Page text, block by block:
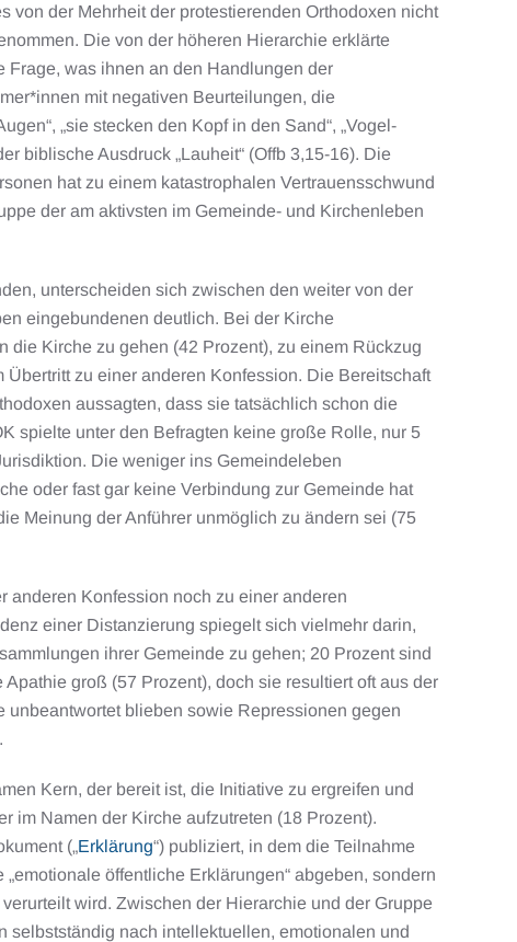
der Mehrheit der protestierenden Orthodoxen nicht
Die von der höheren Hierarchie erklärte
Frage, was ihnen an den Handlungen der
mit negativen Beurteilungen, die
„sie stecken den Kopf in den Sand“, „Vogel-
biblische Ausdruck „Lauheit“ (Offb 3,15-16). Die
hat zu einem katastrophalen Vertrauensschwund
der am aktivsten im Gemeinde- und Kirchenleben
unterscheiden sich zwischen den weiter von der
eingebundenen deutlich. Bei der Kirche
Kirche zu gehen (42 Prozent), zu einem Rückzug
zu einer anderen Konfession. Die Bereitschaft
aussagten, dass sie tatsächlich schon die
spielte unter den Befragten keine große Rolle, nur 5
Die weniger ins Gemeindeleben
oder fast gar keine Verbindung zur Gemeinde hat
Meinung der Anführer unmöglich zu ändern sei (75
anderen Konfession noch zu einer anderen
einer Distanzierung spiegelt sich vielmehr darin,
ihrer Gemeinde zu gehen; 20 Prozent sind
groß (57 Prozent), doch sie resultiert oft aus der
unbeantwortet blieben sowie Repressionen gegen
Kern, der bereit ist, die Initiative zu ergreifen und
im Namen der Kirche aufzutreten (18 Prozent).
(„Erklärung“) publiziert, in dem die Teilnahme
öffentliche Erklärungen“ abgeben, sondern
wird. Zwischen der Hierarchie und der Gruppe
selbstständig nach intellektuellen, emotionalen und